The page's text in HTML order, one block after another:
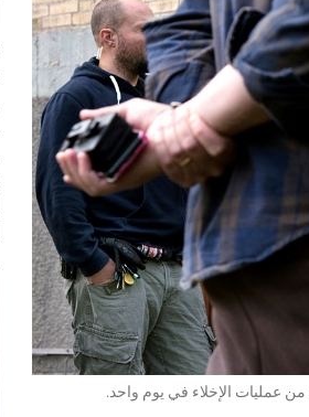
عمليات الإخلاء في يوم واحد.